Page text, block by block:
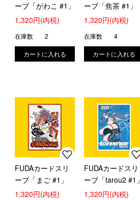
ーブ「がわこ #1」
1,320円(内税)
在庫数 2
ーブ「焦茶 #1」
1,320円(内税)
在庫数 4
FUDAカードスリ
ーブ「まご #1」
1,320円(内税)
FUDAカードスリ
ーブ「tarou2 #1」
1,320円(内税)